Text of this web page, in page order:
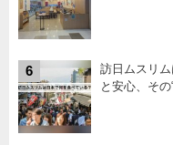
6
訪日ムスリ
と安心、そ